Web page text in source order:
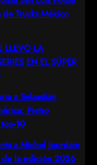
Trucks México
LLEVÓ LA
EN EL SÚPER
a Sebastián
Pietro
10
a Michel Jourdain
de la edición 2026